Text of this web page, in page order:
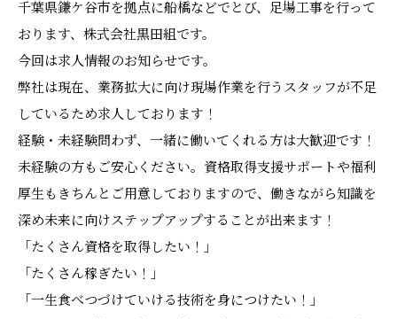
千葉県鎌ケ谷市を拠点に船橋などでとび、足場工事を行って
おります、株式会社黒田組です。
今回は求人情報のお知らせです。
弊社は現在、業務拡大に向け現場作業を行うスタッフが不足
しているため求人しております！
経験・未経験問わず、一緒に働いてくれる方は大歓迎です！
未経験の方もご安心ください。資格取得支援サポートや福利
厚生もきちんとご用意しておりますので、働きながら知識を
深め未来に向けステップアップすることが出来ます！
「たくさん資格を取得したい！」
「たくさん稼ぎたい！」
「一生食べつづけていける技術を身につけたい！」